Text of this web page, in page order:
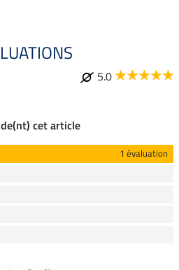
5.0
cet article
1 évaluation